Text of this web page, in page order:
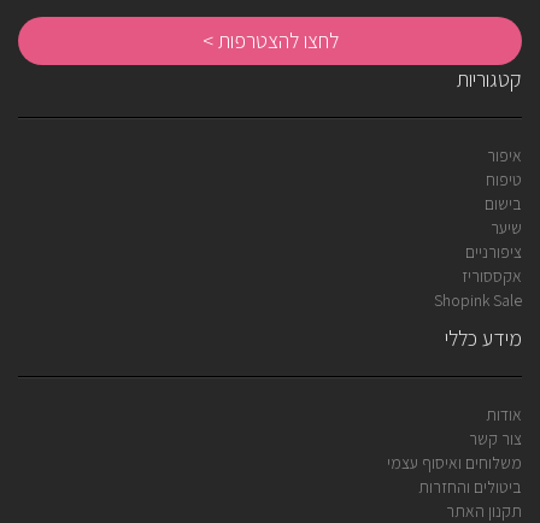
קטגוריות
איפור
טיפוח
בישום
שיער
ציפורניים
אקססוריז
Shopink Sale
מידע כללי
אודות
צור קשר
משלוחים ואיסוף עצמי
ביטולים והחזרות
תקנון האתר